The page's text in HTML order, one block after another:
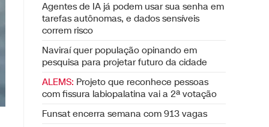
Agentes de IA já podem usar sua senha em
tarefas autônomas, e dados sensíveis
correm risco
Naviraí quer população opinando em
pesquisa para projetar futuro da cidade
ALEMS: Projeto que reconhece pessoas
com fissura labiopalatina vai a 2ª votação
Funsat encerra semana com 913 vagas